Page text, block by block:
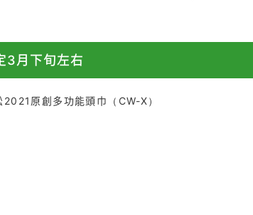
3月下旬左右
原創多功能頭巾（CW-X）